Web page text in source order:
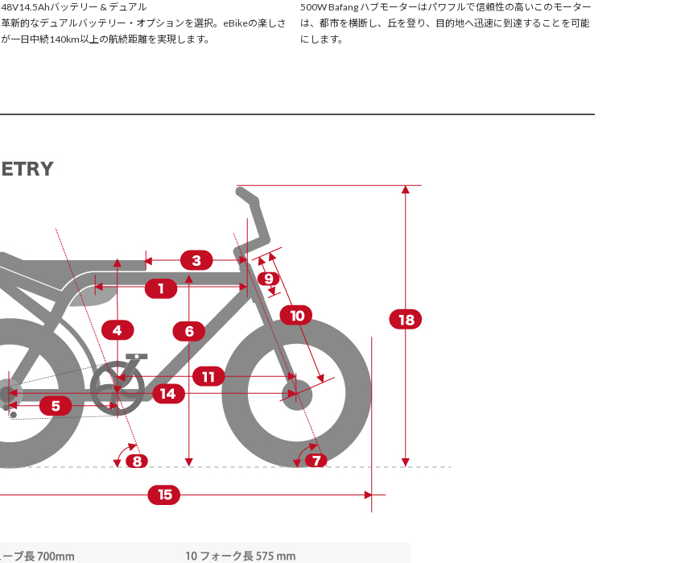
48V14.5Ahバッテリー & デュアル
革新的なデュアルバッテリー・オプションを選択。eBikeの楽しさ
が一日中続140km以上の航続距離を実現します。
500W Bafang ハブモーターはパワフルで信頼性の高いこのモーター
は、都市を横断し、丘を登り、目的地へ迅速に到達することを可能
にします。